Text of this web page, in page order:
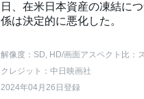
日、在米日本資産の凍結に
係は決定的に悪化した。
解像度：SD, HD/画面アスペクト比：
クレジット：中日映画社
2024年04月26日登録